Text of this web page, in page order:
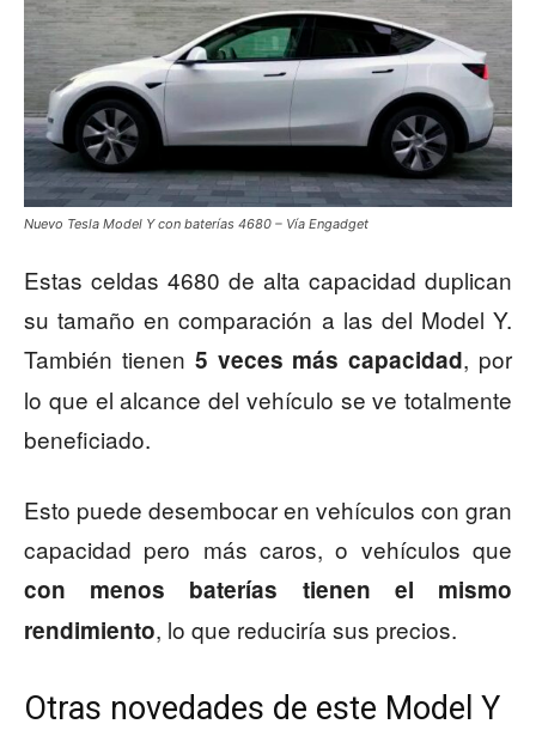
Nuevo Tesla Model Y con baterías 4680 – Vía Engadget
Estas celdas 4680 de alta capacidad duplican
su tamaño en comparación a las del Model Y.
También tienen 5 veces más capacidad, por
lo que el alcance del vehículo se ve totalmente
beneficiado.
Esto puede desembocar en vehículos con gran
capacidad pero más caros, o vehículos que
con menos baterías tienen el mismo
rendimiento, lo que reduciría sus precios.
Otras novedades de este Model Y